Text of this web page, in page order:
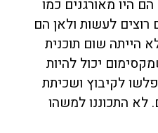
היו מאורגנים כמו
לעשות ולאן הם
הייתה שום תוכנית
יכול להיות
לקיבוץ ושכיתת
לא התכוננו למשהו